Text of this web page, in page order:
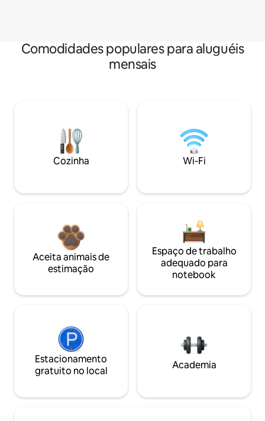
Comodidades populares para aluguéis
mensais
Cozinha Wi-Fi
Aceita animais de
estimação
Espaço de trabalho
adequado para
notebook
Estacionamento
gratuito no local
Academia